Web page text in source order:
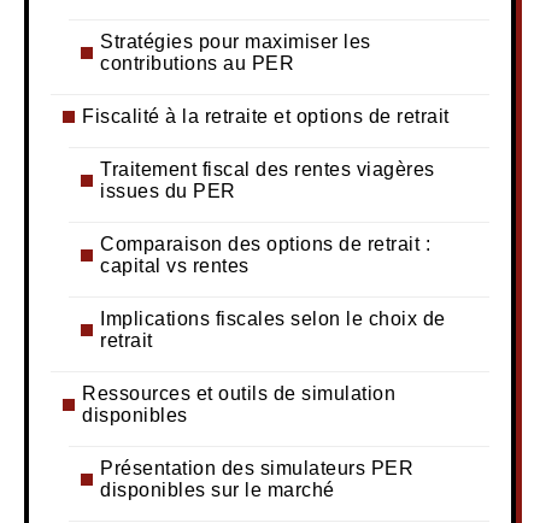
Stratégies pour maximiser les
contributions au PER
Fiscalité à la retraite et options de retrait
Traitement fiscal des rentes viagères
issues du PER
Comparaison des options de retrait :
capital vs rentes
Implications fiscales selon le choix de
retrait
Ressources et outils de simulation
disponibles
Présentation des simulateurs PER
disponibles sur le marché